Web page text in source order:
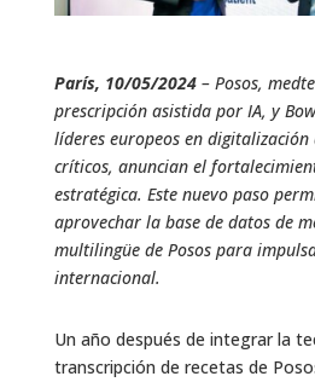
París, 10/05/2024– Posos,
prescripción asistida por IA, y
líderes europeos en digitalización
críticos, anuncian el
estratégica. Este nuevo paso
aprovechar la base de datos de
multilingüe de Posos para
internacional.
Un año después de integrar la
transcripción de recetas de